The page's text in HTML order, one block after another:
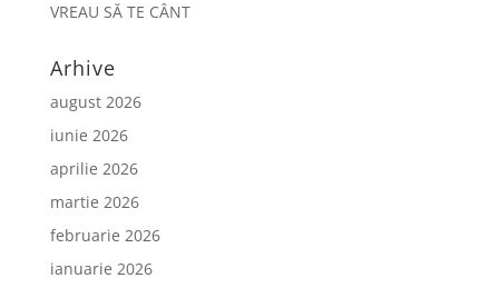
VREAU SĂ TE CÂNT
Arhive
august 2026
iunie 2026
aprilie 2026
martie 2026
februarie 2026
ianuarie 2026